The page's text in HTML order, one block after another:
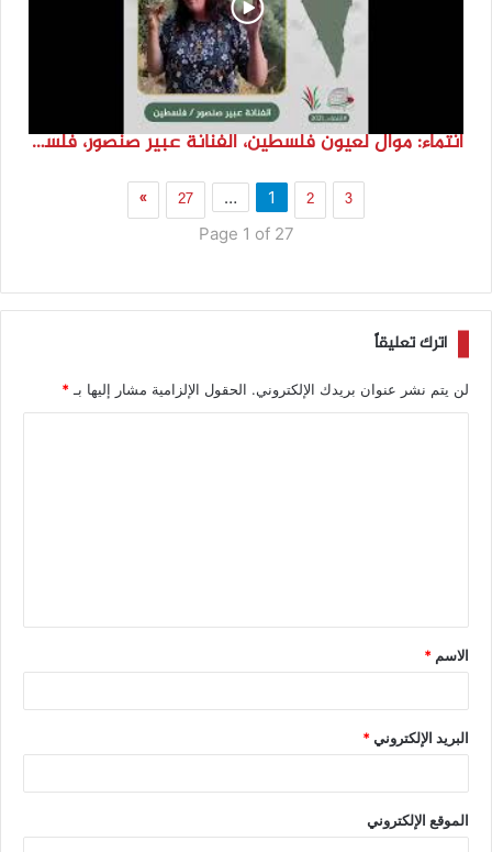
انتماء: موال لعيون فلسطين، الفنانة عبير صنصور، فلسطين
1 2 3
…
27
»
Page 1 of 27
اترك تعليقاً
لن يتم نشر عنوان بريدك الإلكتروني. الحقول الإلزامية مشار إليها بـ *
الاسم *
البريد الإلكتروني*
الموقع الإلكتروني